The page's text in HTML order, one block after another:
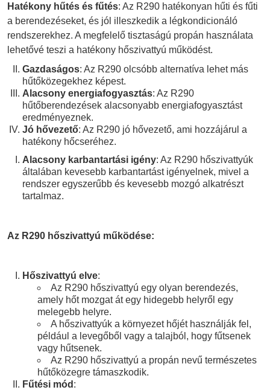
Hatékony hűtés és fűtés: Az R290 hatékonyan hűti és fűti
a berendezéseket, és jól illeszkedik a légkondicionáló
rendszerekhez. A megfelelő tisztaságú propán használata
lehetővé teszi a hatékony hőszivattyú működést.
Gazdaságos: Az R290 olcsóbb alternatíva lehet más
hűtőközegekhez képest.
Alacsony energiafogyasztás: Az R290
hűtőberendezések alacsonyabb energiafogyasztást
eredményeznek.
Jó hővezető: Az R290 jó hővezető, ami hozzájárul a
hatékony hőcseréhez.
Alacsony karbantartási igény: Az R290 hőszivattyúk
általában kevesebb karbantartást igényelnek, mivel a
rendszer egyszerűbb és kevesebb mozgó alkatrészt
tartalmaz.
Az R290 hőszivattyú működése:
Hőszivattyú elve:
Az R290 hőszivattyú egy olyan berendezés,
amely hőt mozgat át egy hidegebb helyről egy
melegebb helyre.
A hőszivattyúk a környezet hőjét használják fel,
például a levegőből vagy a talajból, hogy fűtsenek
vagy hűtsenek.
Az R290 hőszivattyú a propán nevű természetes
hűtőközegre támaszkodik.
Fűtési mód :